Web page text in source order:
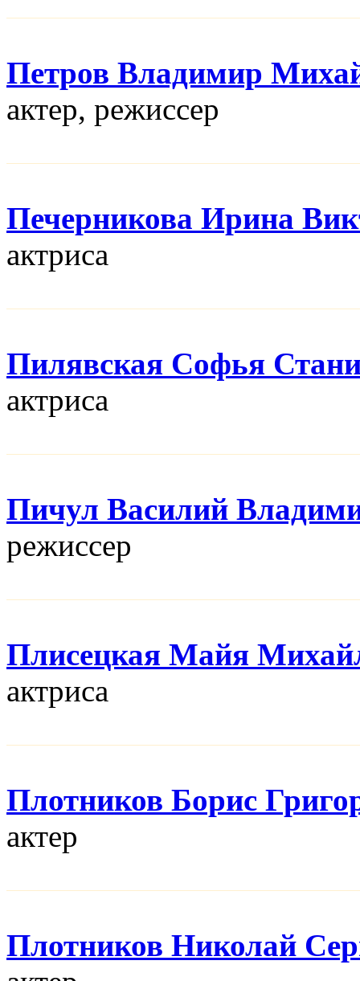
Петров Владимир
актер, режисcер
Печерникова Ирина
актриса
Пилявская Софья
актриса
Пичул Василий
режисcер
Плисецкая Майя
актриса
Плотников Борис
актер
Плотников Николай